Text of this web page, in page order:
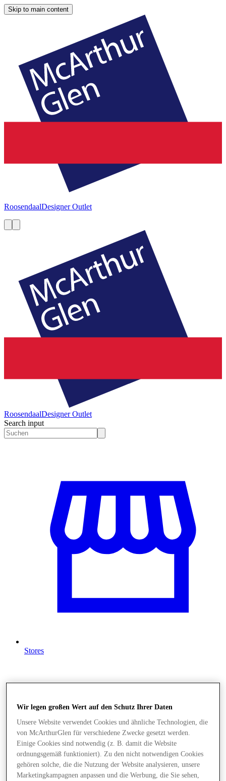
Skip to main content
RoosendaalDesigner Outlet
RoosendaalDesigner Outlet
Search input
Stores
Wir legen großen Wert auf den Schutz Ihrer Daten
Unsere Website verwendet Cookies und ähnliche Technologien, die
von McArthurGlen für verschiedene Zwecke gesetzt werden.
Einige Cookies sind notwendig (z. B. damit die Website
ordnungsgemäß funktioniert). Zu den nicht notwendigen Cookies
gehören solche, die die Nutzung der Website analysieren, unsere
Marketingkampagnen anpassen und die Werbung, die Sie sehen,